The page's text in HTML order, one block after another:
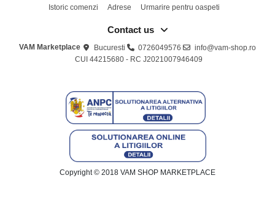
Istoric comenzi
Adrese Urmarire pentru oaspeti
Contact us
VAM Marketplace Bucuresti 0726049576
info@vam-shop.ro
CUI 44215680 - RC J2021007946409
Copyright © 2018 VAM SHOP MARKETPLACE